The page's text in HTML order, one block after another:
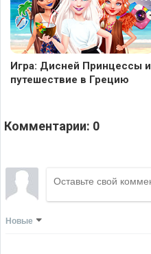
Игра: Дисней Принцессы и
путешествие в Грецию
Комментарии: 0
Новые